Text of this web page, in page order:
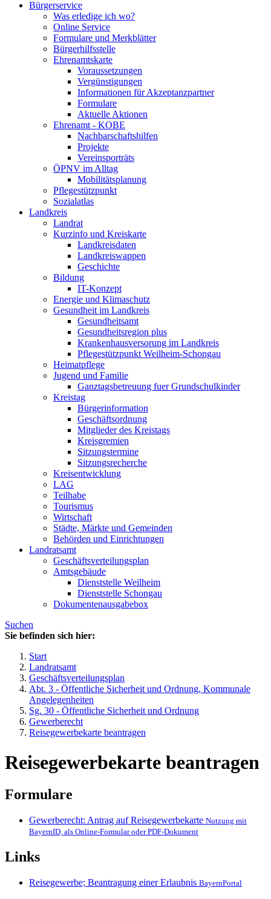
Bürgerservice
Was erledige ich wo?
Online Service
Formulare und Merkblätter
Bürgerhilfsstelle
Ehrenamtskarte
Voraussetzungen
Vergünstigungen
Informationen für Akzeptanzpartner
Formulare
Aktuelle Aktionen
Ehrenamt - KOBE
Nachbarschaftshilfen
Projekte
Vereinsporträts
ÖPNV im Alltag
Mobilitätsplanung
Pflegestützpunkt
Sozialatlas
Landkreis
Landrat
Kurzinfo und Kreiskarte
Landkreisdaten
Landkreiswappen
Geschichte
Bildung
IT-Konzept
Energie und Klimaschutz
Gesundheit im Landkreis
Gesundheitsamt
Gesundheitsregion plus
Krankenhausversorung im Landkreis
Pflegestützpunkt Weilheim-Schongau
Heimatpflege
Jugend und Familie
Ganztagsbetreuung fuer Grundschulkinder
Kreistag
Bürgerinformation
Geschäftsordnung
Mitglieder des Kreistags
Kreisgremien
Sitzungstermine
Sitzungsrecherche
Kreisentwicklung
LAG
Teilhabe
Tourismus
Wirtschaft
Städte, Märkte und Gemeinden
Behörden und Einrichtungen
Landratsamt
Geschäftsverteilungsplan
Amtsgebäude
Dienststelle Weilheim
Dienststelle Schongau
Dokumentenausgabebox
Suchen
Sie befinden sich hier:
Start
Landratsamt
Geschäftsverteilungsplan
Abt. 3 - Öffentliche Sicherheit und Ordnung, Kommunale
Angelegenheiten
Sg. 30 - Öffentliche Sicherheit und Ordnung
Gewerberecht
Reisegewerbekarte beantragen
Reisegewerbekarte beantragen
Formulare
Gewerberecht: Antrag auf Reisegewerbekarte Nutzung mit
BayernID, als Online-Formular oder PDF-Dokument
Links
Reisegewerbe; Beantragung einer Erlaubnis BayernPortal